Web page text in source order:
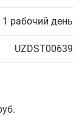
1 рабочий день
UZDST00639